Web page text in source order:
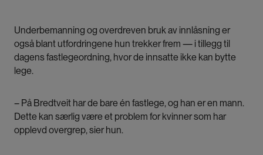
Underbemanning og overdreven bruk av innlåsning er
også blant utfordringene hun trekker frem — i tillegg til
dagens fastlegeordning, hvor de innsatte ikke kan bytte
lege.
– På Bredtveit har de bare én fastlege, og han er en mann.
Dette kan særlig være et problem for kvinner som har
opplevd overgrep, sier hun.